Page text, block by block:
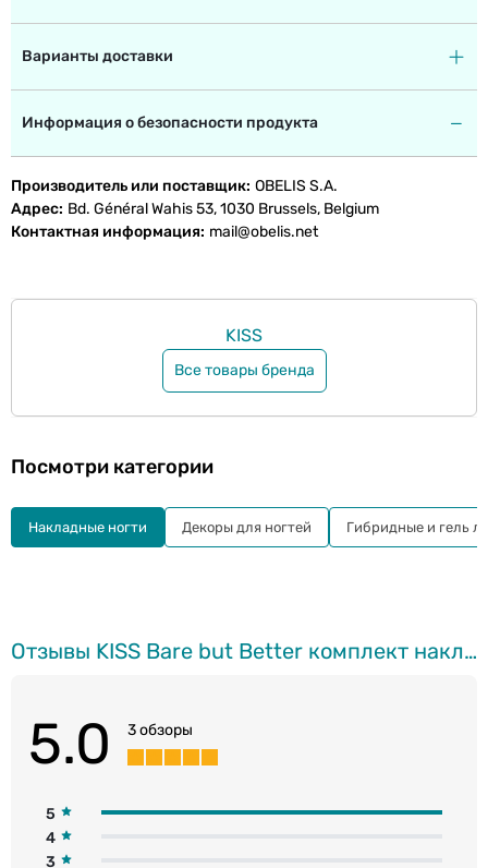
Варианты доставки
Информация о безопасности продукта
Производитель или поставщик OBELIS S.A.
Адрес Bd. Général Wahis 53, 1030 Brussels, Belgium
Контактная информация mail@obelis.net
KISS
Все товары бренда
Отзывы KISS Bare but Better комплект накладных гелевых ногтей
5.0 3 обзоры
5
4
3
Посмотри категории
Накладные ногти Декоры для ногтей Гибридные и гель